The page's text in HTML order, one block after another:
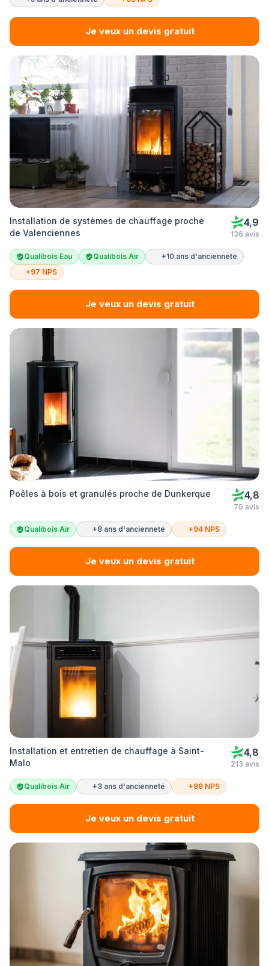
Je veux un devis gratuit
Installation de systèmes de chauffage proche
de Valenciennes
4,9
136 avis
Qualibois Eau Qualibois Air
+10 ans d'ancienneté
+97 NPS
Je veux un devis gratuit
Poêles à bois et granulés proche de Dunkerque 4,8
70 avis
Qualibois Air +8 ans d'ancienneté +94 NPS
Je veux un devis gratuit
Installation et entretien de chauffage à Saint-
Malo
4,8
213 avis
Qualibois Air +3 ans d'ancienneté +88 NPS
Je veux un devis gratuit